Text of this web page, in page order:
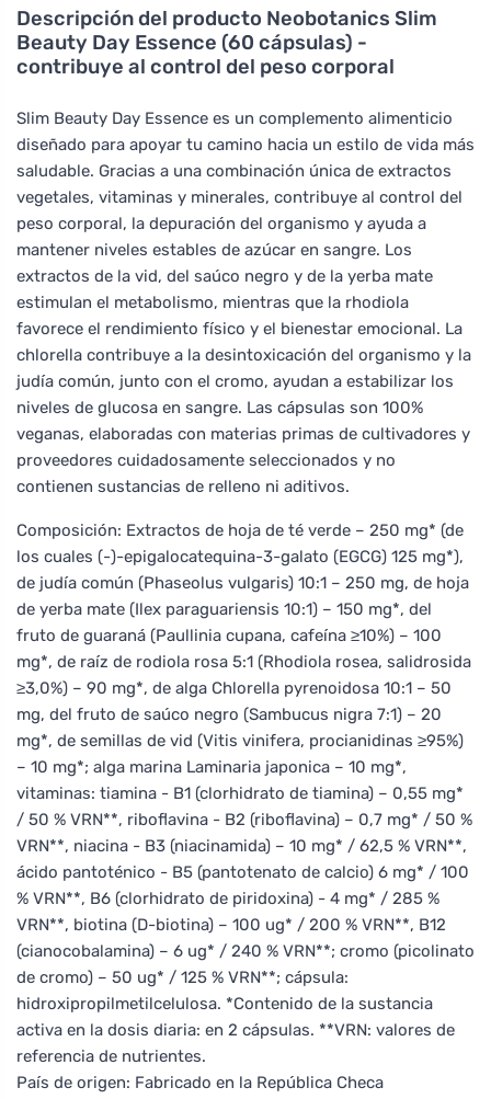
Descripción del producto Neobotanics Slim
Beauty Day Essence (60 cápsulas) -
contribuye al control del peso corporal
Slim Beauty Day Essence es un complemento alimenticio
diseñado para apoyar tu camino hacia un estilo de vida más
saludable. Gracias a una combinación única de extractos
vegetales, vitaminas y minerales, contribuye al control del
peso corporal, la depuración del organismo y ayuda a
mantener niveles estables de azúcar en sangre. Los
extractos de la vid, del saúco negro y de la yerba mate
estimulan el metabolismo, mientras que la rhodiola
favorece el rendimiento físico y el bienestar emocional. La
chlorella contribuye a la desintoxicación del organismo y la
judía común, junto con el cromo, ayudan a estabilizar los
niveles de glucosa en sangre. Las cápsulas son 100%
veganas, elaboradas con materias primas de cultivadores y
proveedores cuidadosamente seleccionados y no
contienen sustancias de relleno ni aditivos.
Composición: Extractos de hoja de té verde – 250 mg* (de
los cuales (-)-epigalocatequina-3-galato (EGCG) 125 mg*),
de judía común (Phaseolus vulgaris) 10:1 – 250 mg, de hoja
de yerba mate (Ilex paraguariensis 10:1) – 150 mg*, del
fruto de guaraná (Paullinia cupana, cafeína ≥10%) – 100
mg*, de raíz de rodiola rosa 5:1 (Rhodiola rosea, salidrosida
≥3,0%) – 90 mg*, de alga Chlorella pyrenoidosa 10:1 – 50
mg, del fruto de saúco negro (Sambucus nigra 7:1) – 20
mg*, de semillas de vid (Vitis vinifera, procianidinas ≥95%)
– 10 mg*; alga marina Laminaria japonica – 10 mg*,
vitaminas: tiamina - B1 (clorhidrato de tiamina) – 0,55 mg*
/ 50 % VRN**, riboflavina - B2 (riboflavina) – 0,7 mg* / 50 %
VRN**, niacina - B3 (niacinamida) – 10 mg* / 62,5 % VRN**,
ácido pantoténico - B5 (pantotenato de calcio) 6 mg* / 100
% VRN**, B6 (clorhidrato de piridoxina) - 4 mg* / 285 %
VRN**, biotina (D-biotina) – 100 ug* / 200 % VRN**, B12
(cianocobalamina) – 6 ug* / 240 % VRN**; cromo (picolinato
de cromo) – 50 ug* / 125 % VRN**; cápsula:
hidroxipropilmetilcelulosa. *Contenido de la sustancia
activa en la dosis diaria: en 2 cápsulas. **VRN: valores de
referencia de nutrientes.
País de origen: Fabricado en la República Checa